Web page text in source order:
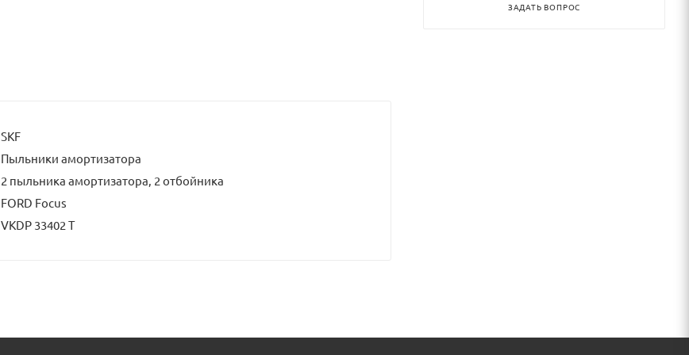
SKF
Пыльники амортизатора
2 пыльника амортизатора, 2 отбойника
FORD Focus
VKDP 33402 T
ЗАДАТЬ ВОПРОС